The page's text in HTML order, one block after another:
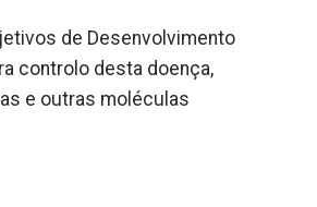
de Desenvolvimento
controlo desta doença,
e outras moléculas